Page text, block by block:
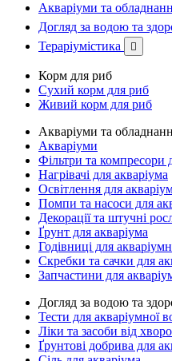
Акваріуми та
Догляд за водою та
Тераріумістика 
Корм для риб
Сухий корм для риб
Живий корм для риб
Акваріуми та
Акваріуми
Фільтри та компресори
Нагрівачі для акваріума
Освітлення для
Помпи та насоси для
Декорації та штучні
Ґрунт для акваріума
Годівниці для
Скребки та сачки для
Запчастини для
Догляд за водою та
Тести для акваріумної
Ліки та засоби від
Ґрунтові добрива для